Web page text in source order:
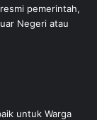
pemerintah,
Negeri atau
untuk Warga